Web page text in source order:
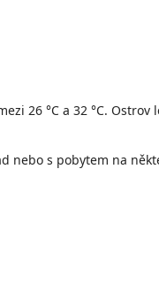
26 °C a 32 °C.
nebo s pobytem na